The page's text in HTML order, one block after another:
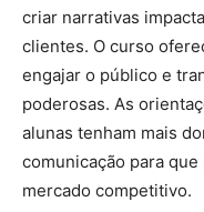
criar narrativas
clientes. O curso
engajar o público e
poderosas. As
alunas tenham mais
comunicação para
mercado competitivo.